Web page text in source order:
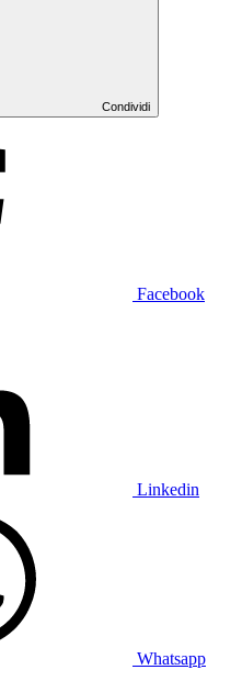
Condividi
Facebook
Linkedin
Whatsapp